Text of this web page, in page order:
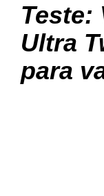
Teste:
Ultra
para